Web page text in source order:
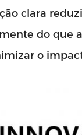
clara
do que
o